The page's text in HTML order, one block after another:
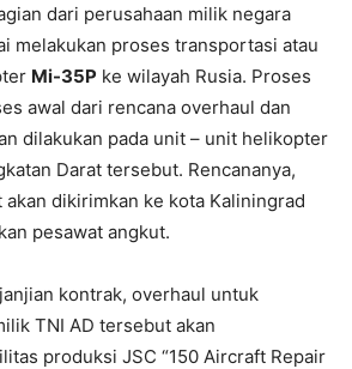
dari perusahaan milik negara
melakukan proses transportasi atau
Mi-35P ke wilayah Rusia. Proses
awal dari rencana overhaul dan
dilakukan pada unit – unit helikopter
Darat tersebut. Rencananya,
dikirimkan ke kota Kaliningrad
pesawat angkut.
kontrak, overhaul untuk
TNI AD tersebut akan
produksi JSC “150 Aircraft Repair